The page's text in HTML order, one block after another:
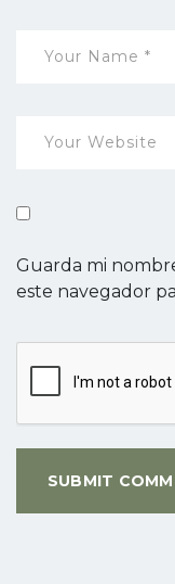
Guarda mi
este navegador